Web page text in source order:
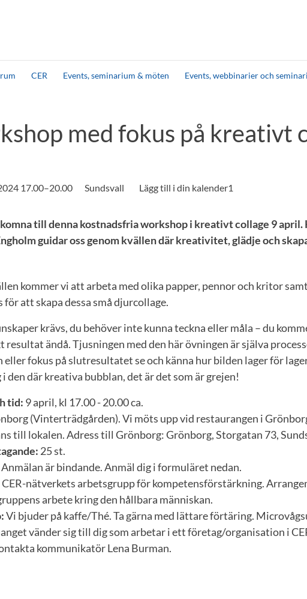
CER Events, seminarium & möten Events, webbinarier och
med fokus på kreativt
17.00–20.00
Sundsvall
till denna kostnadsfria workshop i kreativt collage 9 april.
guidar oss genom kvällen där kreativitet, glädje och
kommer vi att arbeta med olika papper, pennor och kritor
för att skapa dessa små djurcollage.
krävs, du behöver inte kunna teckna eller måla – du
resultat ändå. Tjusningen med den här övningen är själva
fokus på slutresultatet se och känna hur bilden lager för
den där kreativa bubblan, det är det som är grejen!
tid: 9 april, kl 17.00 - 20.00 ca.
(Vinterträdgården). Vi möts upp vid restaurangen i
till lokalen. Adress till Grönborg: Grönborg, Storgatan 73,
25 st.
Anmälan är bindande. Anmäl dig i formuläret nedan.
CER-nätverkets arbetsgrupp för kompetensförstärkning.
arbete kring den hållbara människan.
Vi bjuder på kaffe/Thé. Ta gärna med lättare förtäring.
vänder sig till dig som arbetar i ett företag/organisation i
kommunikatör Lena Burman.